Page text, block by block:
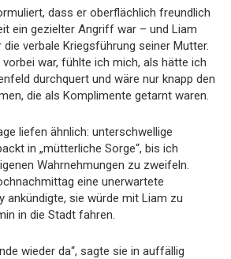
dass er oberflächlich freundlich
ein gezielter Angriff war – und Liam
verbale Kriegsführung seiner Mutter.
war, fühlte ich mich, als hätte ich
durchquert und wäre nur knapp den
die als Komplimente getarnt waren.
liefen ähnlich: unterschwellige
in „mütterliche Sorge“, bis ich
Wahrnehmungen zu zweifeln.
eine unerwartete
ankündigte, sie würde mit Liam zu
in die Stadt fahren.
wieder da“, sagte sie in auffällig